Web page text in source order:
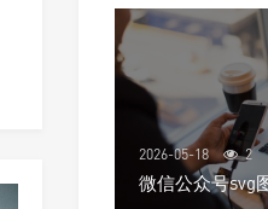
2026-05-18 2
微信公众号svg